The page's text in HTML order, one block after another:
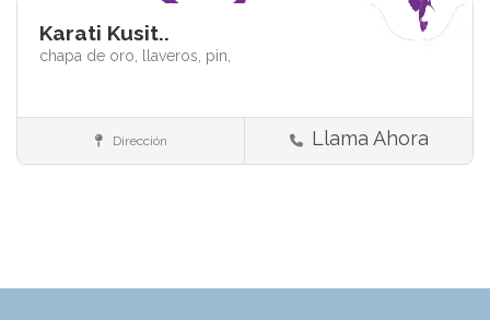
Karati Kusit..
chapa de oro, llaveros, pin,
Más serviciosDirección Llama Ahora